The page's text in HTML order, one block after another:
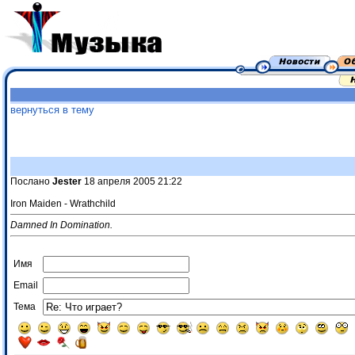
вернуться в тему
Послано Jester 18 апреля 2005 21:22
Iron Maiden - Wrathchild
Damned In Domination.
Имя
Email
Тема